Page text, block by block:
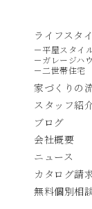
ライフスタ
－平屋スタイ
－ガレージハ
－二世帯住宅
家づくりの
スタッフ紹
ブログ
会社概要
ニュース
カタログ請
無料個別相